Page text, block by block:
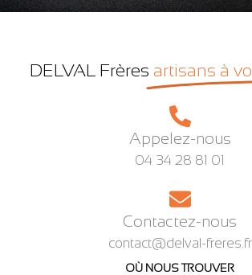
DELVAL Frères artisans à
Appelez-nous
04 34 28 81 01
Contactez-nous
contact@delval-freres.fr
OÙ NOUS TROUVER